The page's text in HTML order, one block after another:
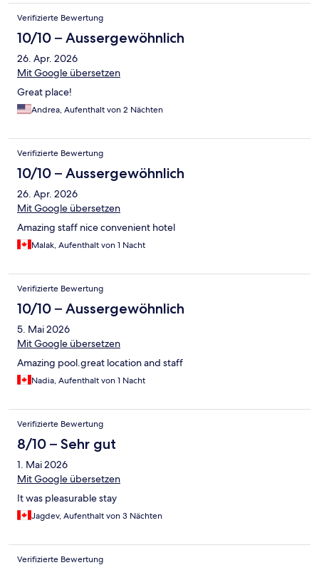
Verifizierte Bewertung
10/10 – Aussergewöhnlich
26. Apr. 2026
Mit Google übersetzen
Great place!
Andrea, Aufenthalt von 2 Nächten
Verifizierte Bewertung
10/10 – Aussergewöhnlich
26. Apr. 2026
Mit Google übersetzen
Amazing staff nice convenient hotel
Malak, Aufenthalt von 1 Nacht
Verifizierte Bewertung
10/10 – Aussergewöhnlich
5. Mai 2026
Mit Google übersetzen
Amazing pool.great location and staff
Nadia, Aufenthalt von 1 Nacht
Verifizierte Bewertung
8/10 – Sehr gut
1. Mai 2026
Mit Google übersetzen
It was pleasurable stay
Jagdev, Aufenthalt von 3 Nächten
Verifizierte Bewertung